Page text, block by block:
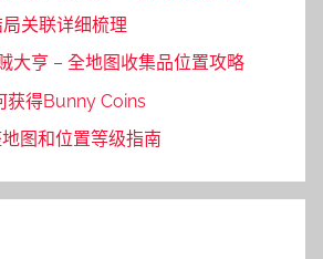
关联详细梳理
大亨 – 全地图收集品位置攻略
获得Bunny Coins
图和位置等级指南